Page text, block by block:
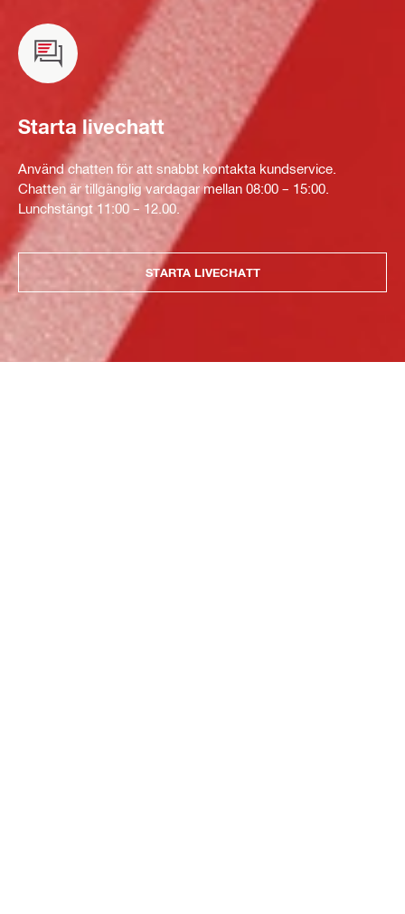
Starta livechatt
Använd chatten för att snabbt kontakta kundservice.
Chatten är tillgänglig vardagar mellan 08:00 – 15:00.
Lunchstängt 11:00 – 12.00.
STARTA LIVECHATT